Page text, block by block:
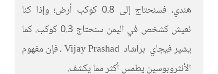
هندي، فسنحتاج إلى 0.8 كوكب أرض؛ وإذا كنا
نعيش كشخص في اليمن سنحتاج 0.3 كوكب. كما
يشير فيجاي براشاد Vijay Prashad ، فإن مفهوم
الأنثروبوسين يطمس أكثر مما يكشف.